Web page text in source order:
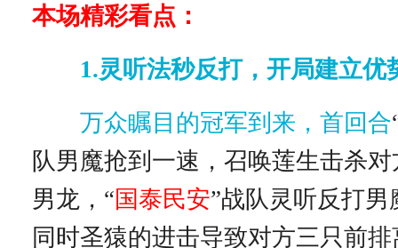
本场精彩看点：
1.灵听法秒反打，开局建立优
万众瞩目的冠军到来，首回合
队男魔抢到一速，召唤莲生击杀
男龙，“国泰民安”战队灵听反打
同时圣猿的进击导致对方三只前